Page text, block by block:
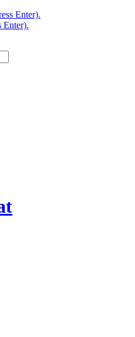
Enter).
Enter).